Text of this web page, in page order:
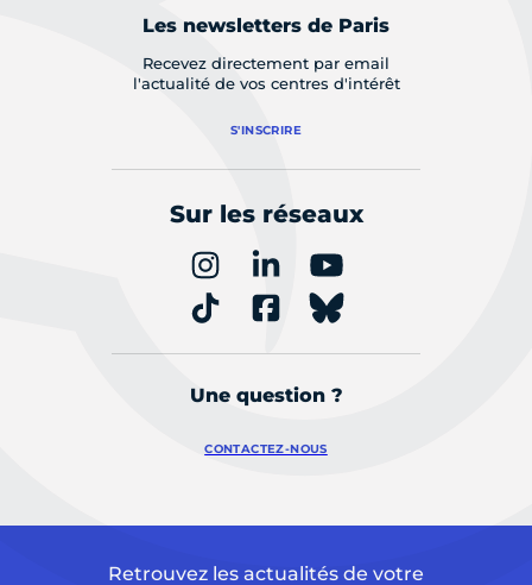
Les newsletters de Paris
Recevez directement par email
l'actualité de vos centres d'intérêt
S'INSCRIRE
Sur les réseaux
Une question ?
CONTACTEZ-NOUS
Retrouvez les actualités de votre